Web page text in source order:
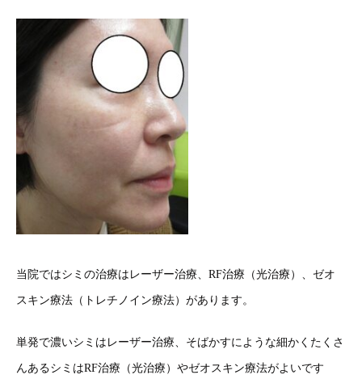
当院ではシミの治療はレーザー治療、RF治療（光治療）、ゼオ
スキン療法（トレチノイン療法）があります。
単発で濃いシミはレーザー治療、そばかすにような細かくたくさ
んあるシミはRF治療（光治療）やゼオスキン療法がよいです